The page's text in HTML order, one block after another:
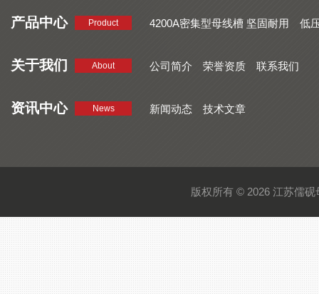
产品中心 Product 4200A密集型母线槽 坚固耐用
低
关于我们 About 公司简介 荣誉资质 联系我们
资讯中心 News 新闻动态 技术文章
版权所有 © 2026 江苏儒